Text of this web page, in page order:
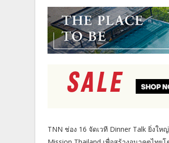
TNN ช่อง 16 จัดเวที Dinner Talk ยิ่งใ